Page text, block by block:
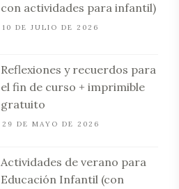
con actividades para infantil)
10 DE JULIO DE 2026
Reflexiones y recuerdos para
el fin de curso + imprimible
gratuito
29 DE MAYO DE 2026
Actividades de verano para
Educación Infantil (con